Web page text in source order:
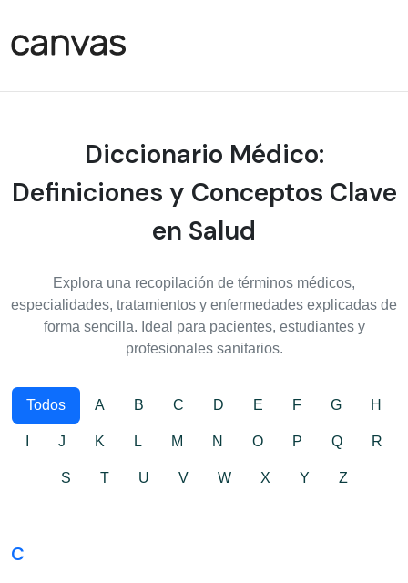
Diccionario Médico:
Definiciones y Conceptos Clave
en Salud
Explora una recopilación de términos médicos,
especialidades, tratamientos y enfermedades explicadas de
forma sencilla. Ideal para pacientes, estudiantes y
profesionales sanitarios.
Todos A B C D E F G H
J K L M N O P Q R
S T U V W X Y Z
C